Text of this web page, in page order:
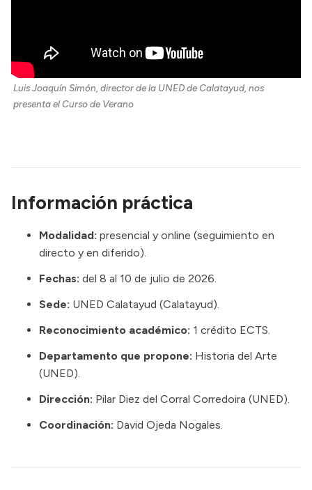
Luis Joaquín Simón, director de la UNED de Calatayud, nos
presenta el Curso de Verano
Información práctica
Modalidad: presencial y online (seguimiento en
directo y en diferido).
Fechas: del 8 al 10 de julio de 2026.
Sede: UNED Calatayud (Calatayud).
Reconocimiento académico: 1 crédito ECTS.
Departamento que propone: Historia del Arte
(UNED).
Dirección: Pilar Diez del Corral Corredoira (UNED).
Coordinación: David Ojeda Nogales.